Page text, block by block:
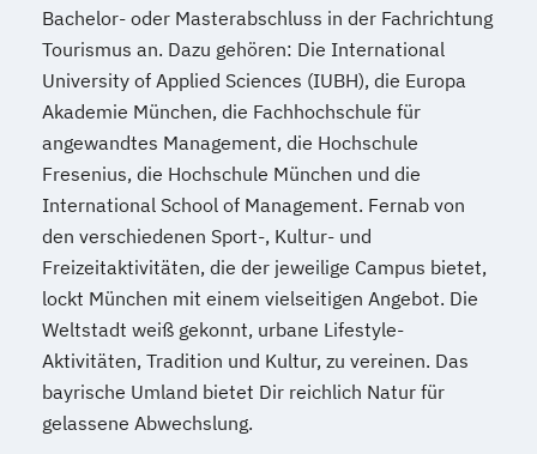
Bachelor- oder Masterabschluss in der Fachrichtung
Tourismus an. Dazu gehören: Die International
University of Applied Sciences (IUBH), die Europa
Akademie München, die Fachhochschule für
angewandtes Management, die Hochschule
Fresenius, die Hochschule München und die
International School of Management. Fernab von
den verschiedenen Sport-, Kultur- und
Freizeitaktivitäten, die der jeweilige Campus bietet,
lockt München mit einem vielseitigen Angebot. Die
Weltstadt weiß gekonnt, urbane Lifestyle-
Aktivitäten, Tradition und Kultur, zu vereinen. Das
bayrische Umland bietet Dir reichlich Natur für
gelassene Abwechslung.